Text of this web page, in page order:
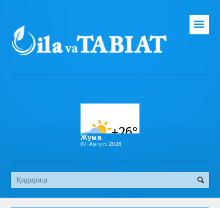
Бош саҳифа
Эко медиа
☰
Жума
07-Август 2026